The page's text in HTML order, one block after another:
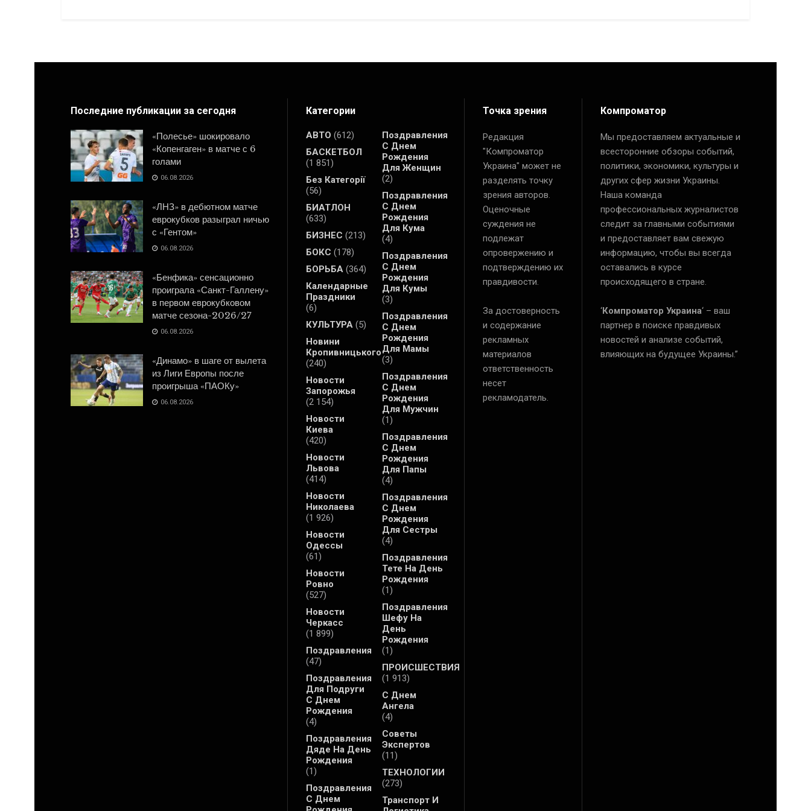
Последние публикации за сегодня
«Полесье» шокировало
«Копенгаген» в матче с 6
голами
06.08.2026
«ЛНЗ» в дебютном матче
еврокубков разыграл ничью
с «Гентом»
06.08.2026
«Бенфика» сенсационно
проиграла «Санкт-Галлену»
в первом еврокубковом
матче сезона-2026/27
06.08.2026
«Динамо» в шаге от вылета
из Лиги Европы после
проигрыша «ПАОКу»
06.08.2026
Категории
АВТО (612)
БАСКЕТБОЛ
(1 851)
Без Категорії
(56)
БИАТЛОН
(633)
БИЗНЕС (213)
БОКС (178)
БОРЬБА (364)
Календарные
Праздники
(6)
КУЛЬТУРА (5)
Новини
Кропивницького
(240)
Новости
Запорожья
(2 154)
Новости
Киева
(420)
Новости
Львова
(414)
Новости
Николаева
(1 926)
Новости
Одессы
(61)
Новости
Ровно
(527)
Новости
Черкасс
(1 899)
Поздравления
(47)
Поздравления
Для Подруги
С Днем
Рождения
(4)
Поздравления
Дяде На День
Рождения
(1)
Поздравления
С Днем
Поздравления
С Днем
Рождения
Для Женщин
(2)
Поздравления
С Днем
Рождения
Для Кума
(4)
Поздравления
С Днем
Рождения
Для Кумы
(3)
Поздравления
С Днем
Рождения
Для Мамы
(3)
Поздравления
С Днем
Рождения
Для Мужчин
(1)
Поздравления
С Днем
Рождения
Для Папы
(4)
Поздравления
С Днем
Рождения
Для Сестры
(4)
Поздравления
Тете На День
Рождения
(1)
Поздравления
Шефу На
День
Рождения
(1)
ПРОИСШЕСТВИЯ
(1 913)
С Днем
Ангела
(4)
Советы
Экспертов
(11)
ТЕХНОЛОГИИ
(273)
Транспорт И
Точка зрения
Редакция
"Компроматор
Украина" может не
разделять точку
зрения авторов.
Оценочные
суждения не
подлежат
опровержению и
подтверждению их
правдивости.
За достоверность
и содержание
рекламных
материалов
ответственность
несет
рекламодатель.
Компроматор
Мы предоставляем актуальные и
всесторонние обзоры событий,
политики, экономики, культуры и
других сфер жизни Украины.
Наша команда
профессиональных журналистов
следит за главными событиями
и предоставляет вам свежую
информацию, чтобы вы всегда
оставались в курсе
происходящего в стране.
‘Компроматор Украина‘ – ваш
партнер в поиске правдивых
новостей и анализе событий,
влияющих на будущее Украины.”